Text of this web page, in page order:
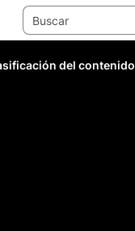
del contenido